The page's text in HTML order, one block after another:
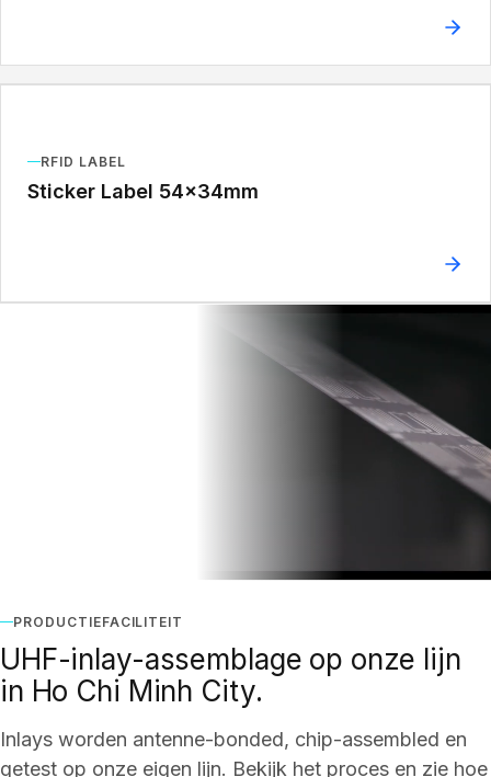
RFID LABEL
Sticker Label 54x34mm
PRODUCTIEFACILITEIT
UHF-inlay-assemblage op onze lijn
in Ho Chi Minh City.
Inlays worden antenne-bonded, chip-assembled en
getest op onze eigen lijn. Bekijk het proces en zie hoe